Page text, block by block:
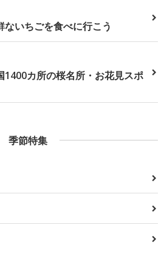
いちごを食べに行こう
1400カ所の桜名所・お花見スポ
季節特集